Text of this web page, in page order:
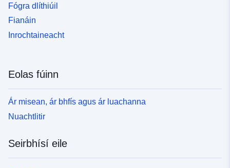
Fógra dlíthiúil
Fianáin
Inrochtaineacht
Eolas fúinn
Ár misean, ár bhfís agus ár luachanna
Nuachtlitir
Seirbhísí eile